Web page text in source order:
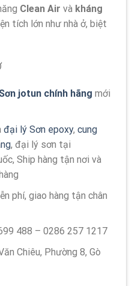
Clean Air và kháng
tích lớn như nhà ở, biệt
jotun chính hãng mới
đại lý Sơn epoxy, cung
, đại lý sơn tại
Ship hàng tận nơi và
phí, giao hàng tận chân
488 – 0286 257 1217
Chiêu, Phường 8, Gò